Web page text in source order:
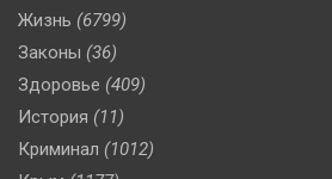
Жизнь (6799)
Законы (36)
Здоровье (409)
История (11)
Криминал (1012)